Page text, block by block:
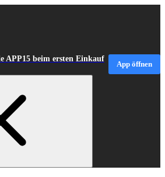
APP15 beim ersten Einkauf
App öffnen